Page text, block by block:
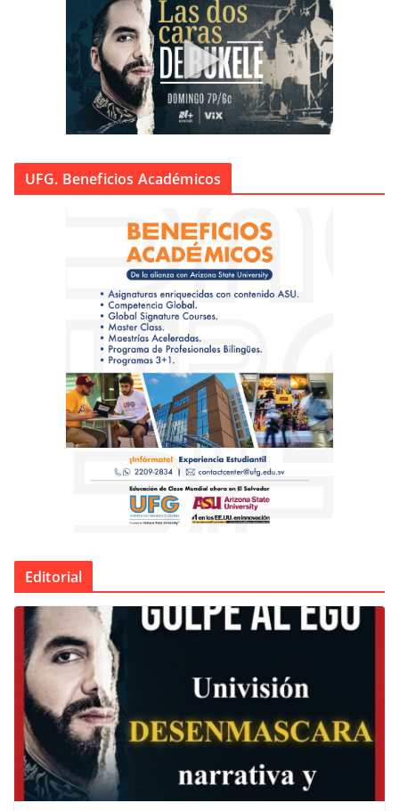
UFG. Beneficios Académicos
Editorial